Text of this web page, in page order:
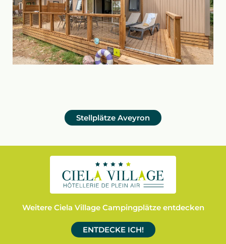
Stellplätze Aveyron
Weitere Ciela Village Campingplätze entdecken
ENTDECKE ICH!